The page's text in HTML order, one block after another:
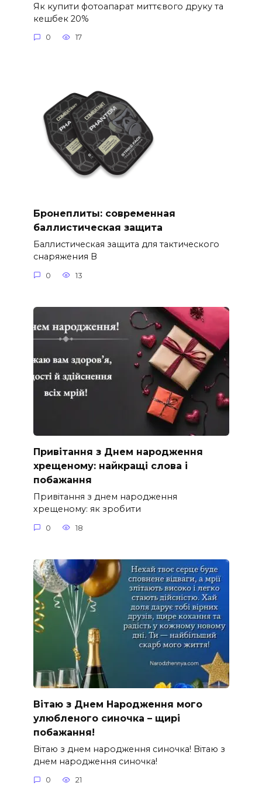
Як купити фотоапарат миттєвого друку та
кешбек 20%
0 17
Бронеплиты: современная
баллистическая защита
Баллистическая защита для тактического
снаряжения В
0 13
Привітання з Днем народження
хрещеному: найкращі слова і
побажання
Привітання з днем народження
хрещеному: як зробити
0 18
Вітаю з Днем Народження мого
улюбленого синочка – щирі
побажання!
Вітаю з днем народження синочка! Вітаю з
днем народження синочка!
0 21